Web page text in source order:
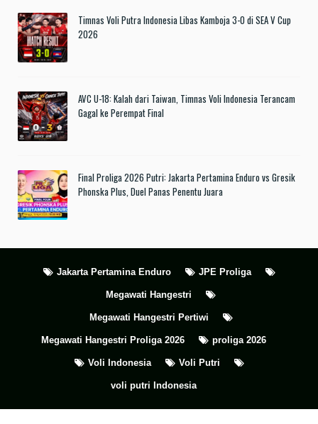
Timnas Voli Putra Indonesia Libas Kamboja 3-0 di SEA V Cup
2026
AVC U-18: Kalah dari Taiwan, Timnas Voli Indonesia Terancam
Gagal ke Perempat Final
Final Proliga 2026 Putri: Jakarta Pertamina Enduro vs Gresik
Phonska Plus, Duel Panas Penentu Juara
Jakarta Pertamina Enduro JPE Proliga
Megawati Hangestri
Megawati Hangestri Pertiwi
Megawati Hangestri Proliga 2026 proliga 2026
Voli Indonesia Voli Putri
voli putri Indonesia